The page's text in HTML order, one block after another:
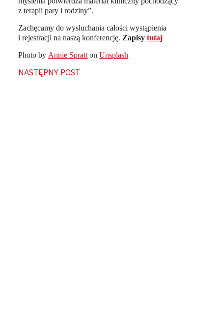
z terapii pary i rodziny”.
Zachęcamy do wysłuchania całości wystąpienia
i rejestracji na naszą konferencję. Zapisytutaj
Photo by Annie Spratt onUnsplash
NASTĘPNY POST